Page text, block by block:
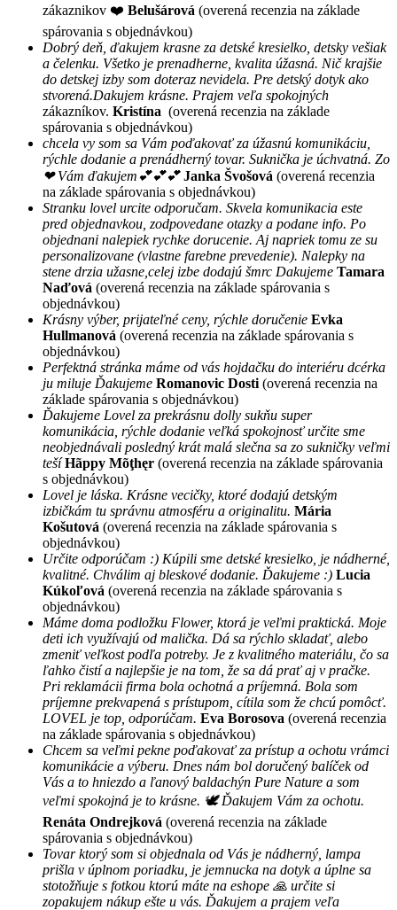
zákaznikov ❤️ Belušárová (overená recenzia na základe
spárovania s objednávkou)
Dobrý deň, ďakujem krasne za detské kresielko, detsky vešiak
a čelenku. Všetko je prenadherne, kvalita úžasná. Nič krajšie
do detskej izby som doteraz nevidela. Pre detský dotyk ako
stvorená.Dakujem krásne. Prajem veľa spokojných
zákazníkov. Kristína (overená recenzia na základe
spárovania s objednávkou)
chcela vy som sa Vám poďakovať za úžasnú komunikáciu,
rýchle dodanie a prenádherný tovar. Suknička je úchvatná. Zo
❤ Vám ďakujem💕💕💕 Janka Švošová (overená recenzia
na základe spárovania s objednávkou)
Stranku lovel urcite odporučam. Skvela komunikacia este
pred objednavkou, zodpovedane otazky a podane info. Po
objednani nalepiek rychke dorucenie. Aj napriek tomu ze su
personalizovane (vlastne farebne prevedenie). Nalepky na
stene drzia užasne,celej izbe dodajú šmrc Dakujeme Tamara
Naďová (overená recenzia na základe spárovania s
objednávkou)
Krásny výber, prijateľné ceny, rýchle doručenie Evka
Hullmanová (overená recenzia na základe spárovania s
objednávkou)
Perfektná stránka máme od vás hojdačku do interiéru dcérka
ju miluje Ďakujeme Romanovic Dosti (overená recenzia na
základe spárovania s objednávkou)
Ďakujeme Lovel za prekrásnu dolly sukňu super
komunikácia, rýchle dodanie veľká spokojnosť určite sme
neobjednávali posledný krát malá slečna sa zo sukničky veľmi
tešíHãppy Mõţhęr (overená recenzia na základe spárovania
s objednávkou)
Lovel je láska. Krásne vecičky, ktoré dodajú detským
izbičkám tu správnu atmosféru a originalitu. Mária
Košutová (overená recenzia na základe spárovania s
objednávkou)
Určite odporúčam :) Kúpili sme detské kresielko, je nádherné,
kvalitné. Chválim aj bleskové dodanie. Ďakujeme :) Lucia
Kúkoľová (overená recenzia na základe spárovania s
objednávkou)
Máme doma podložku Flower, ktorá je veľmi praktická. Moje
deti ich využívajú od malička. Dá sa rýchlo skladať, alebo
zmeniť veľkost podľa potreby. Je z kvalitného materiálu, čo sa
ľahko čistí a najlepšie je na tom, že sa dá prať aj v pračke.
Pri reklamácii firma bola ochotná a príjemná. Bola som
príjemne prekvapená s prístupom, cítila som že chcú pomôcť.
LOVEL je top, odporúčam. Eva Borosova (overená recenzia
na základe spárovania s objednávkou)
Chcem sa veľmi pekne poďakovať za prístup a ochotu vrámci
komunikácie a výberu. Dnes nám bol doručený balíček od
Vás a to hniezdo a ľanový baldachýn Pure Nature a som
veľmi spokojná je to krásne. 🕊 Ďakujem Vám za ochotu.
Renáta Ondrejková (overená recenzia na základe
spárovania s objednávkou)
Tovar ktorý som si objednala od Vás je nádherný, lampa
prišla v úplnom poriadku, je jemnucka na dotyk a úplne sa
stotožňuje s fotkou ktorú máte na eshope 🙏 určite si
zopakujem nákup ešte u vás. Ďakujem a prajem veľa